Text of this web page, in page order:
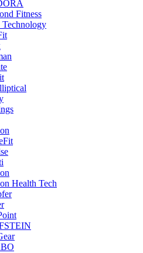
Fitness
Health Tech